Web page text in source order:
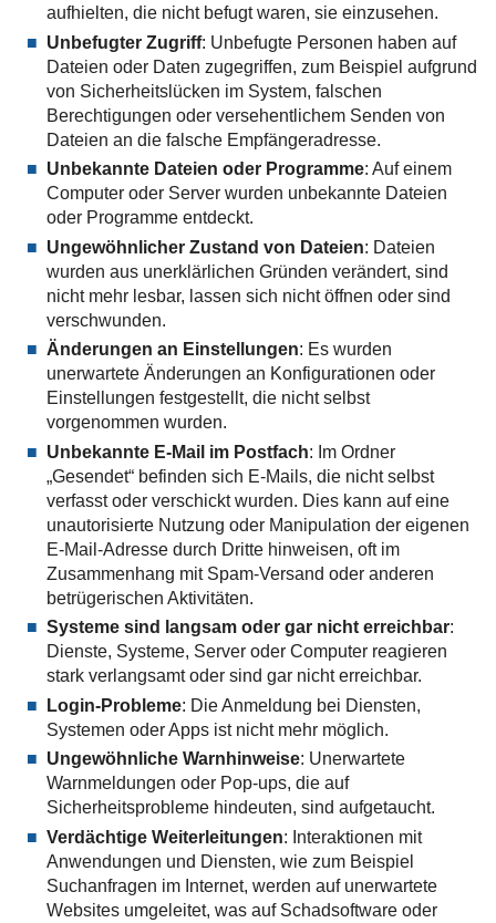
aufhielten, die nicht befugt waren, sie einzusehen.
Unbefugter Zugriff: Unbefugte Personen haben auf
Dateien oder Daten zugegriffen, zum Beispiel aufgrund
von Sicherheitslücken im System, falschen
Berechtigungen oder versehentlichem Senden von
Dateien an die falsche Empfängeradresse.
Unbekannte Dateien oder Programme: Auf einem
Computer oder Server wurden unbekannte Dateien
oder Programme entdeckt.
Ungewöhnlicher Zustand von Dateien: Dateien
wurden aus unerklärlichen Gründen verändert, sind
nicht mehr lesbar, lassen sich nicht öffnen oder sind
verschwunden.
Änderungen an Einstellungen: Es wurden
unerwartete Änderungen an Konfigurationen oder
Einstellungen festgestellt, die nicht selbst
vorgenommen wurden.
Unbekannte E-Mail im Postfach: Im Ordner
„Gesendet“ befinden sich E-Mails, die nicht selbst
verfasst oder verschickt wurden. Dies kann auf eine
unautorisierte Nutzung oder Manipulation der eigenen
E-Mail-Adresse durch Dritte hinweisen, oft im
Zusammenhang mit Spam-Versand oder anderen
betrügerischen Aktivitäten.
Systeme sind langsam oder gar nicht erreichbar:
Dienste, Systeme, Server oder Computer reagieren
stark verlangsamt oder sind gar nicht erreichbar.
Login-Probleme: Die Anmeldung bei Diensten,
Systemen oder Apps ist nicht mehr möglich.
Ungewöhnliche Warnhinweise: Unerwartete
Warnmeldungen oder Pop-ups, die auf
Sicherheitsprobleme hindeuten, sind aufgetaucht.
Verdächtige Weiterleitungen: Interaktionen mit
Anwendungen und Diensten, wie zum Beispiel
Suchanfragen im Internet, werden auf unerwartete
Websites umgeleitet, was auf Schadsoftware oder